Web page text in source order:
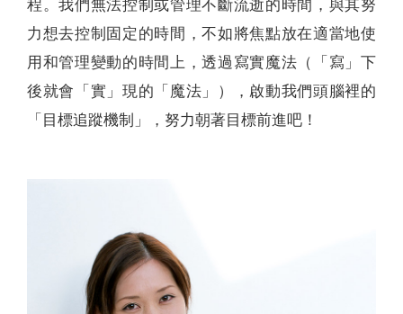
程。我們無法控制或管理不斷流逝的時間，與其努
力想去控制固定的時間，不如將焦點放在適當地使
用和管理變動的時間上，透過寫實魔法（「寫」下
後就會「實」現的「魔法」），啟動我們頭腦裡的
「目標追蹤機制」，努力朝著目標前進吧！